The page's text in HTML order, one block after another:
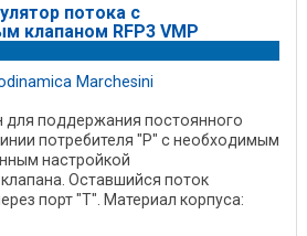
потока с
клапаном RFP3 VMP
Marchesini
для поддержания постоянного
потребителя "P" с необходимым
настройкой
Оставшийся поток
порт "T". Материал корпуса: